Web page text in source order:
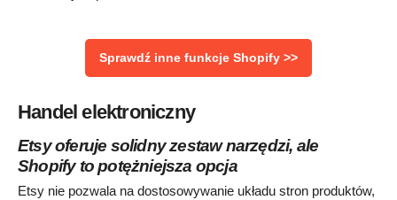
Sprawdź inne funkcje Shopify >>
Handel elektroniczny
Etsy oferuje solidny zestaw narzędzi, ale
Shopify to potężniejsza opcja
Etsy nie pozwala na dostosowywanie układu stron produktów,